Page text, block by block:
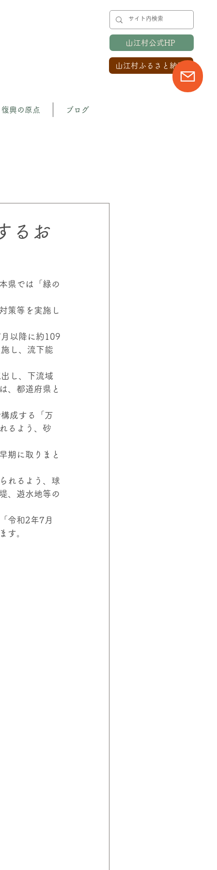
山江村公式HP
山江村ふるさと納税
復興の原点 ブログ
るお
県では「緑の
策等を実施し
以降に約109
し、流下能
し、下流域
、都道府県と
成する「万
るよう、砂
期に取りまと
れるよう、球
、遊水地等の
令和2年7月
す。